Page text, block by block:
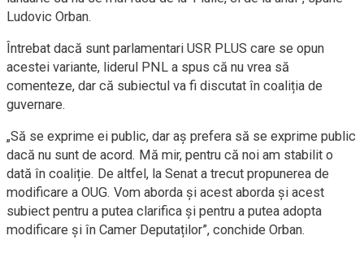
Ludovic Orban.
Întrebat dacă sunt parlamentari USR PLUS care se opun
acestei variante, liderul PNL a spus că nu vrea să
comenteze, dar că subiectul va fi discutat în coaliția de
guvernare.
„Să se exprime ei public, dar aș prefera să se exprime public
dacă nu sunt de acord. Mă mir, pentru că noi am stabilit o
dată în coaliție. De altfel, la Senat a trecut propunerea de
modificare a OUG. Vom aborda și acest aborda și acest
subiect pentru a putea clarifica și pentru a putea adopta
modificare și în Camer Deputaților”, conchide Orban.